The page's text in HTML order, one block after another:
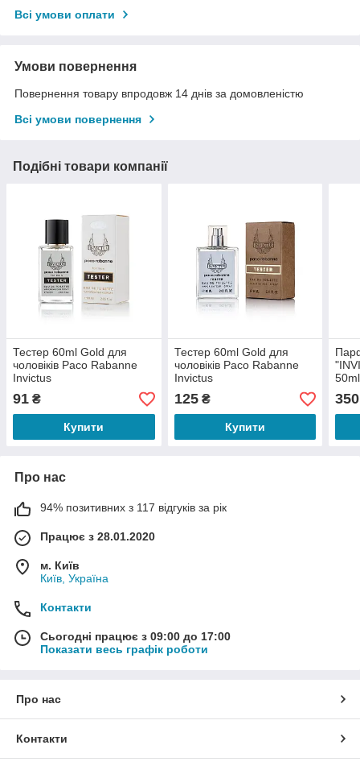
Всі умови оплати
Умови повернення
Повернення товару впродовж 14 днів за домовленістю
Всі умови повернення
Подібні товари компанії
Тестер 60ml Gold для
чоловіків Paco Rabanne
Invictus
91 ₴
Купити
Тестер 60ml Gold для
чоловіків Paco Rabanne
Invictus
125₴
Купити
350
Про нас
94% позитивних з 117 відгуків за рік
Працює з 28.01.2020
м. Київ
Київ, Україна
Контакти
Сьогодні працює з 09:00 до 17:00
Показати весь графік роботи
Про нас
Контакти